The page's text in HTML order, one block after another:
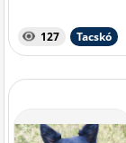
127 Tacskó